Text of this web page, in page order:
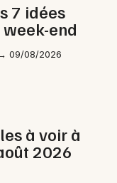
7 idées
end
09/08/2026
à voir à
2026